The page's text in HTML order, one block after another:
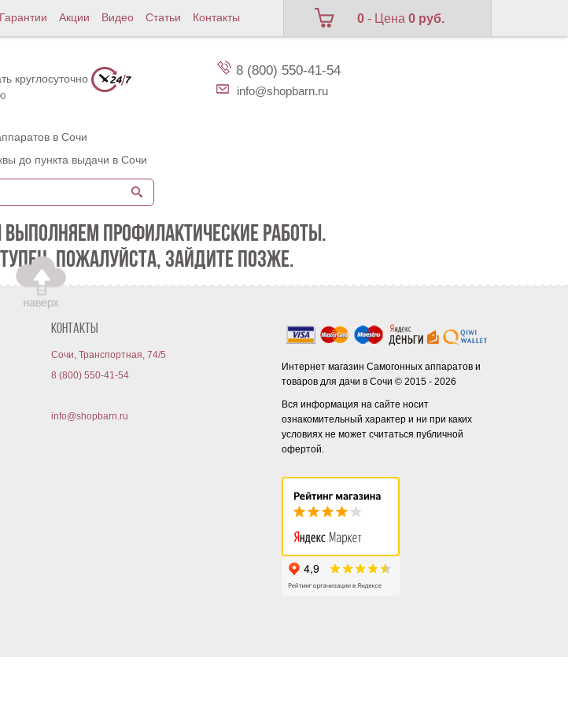
Гарантии Акции Видео Статьи Контакты 0 - Цена0 руб.
круглосуточно
в Сочи
до пункта выдачи в Сочи
8 (800) 550-41-54
info@shopbarn.ru
ПРОФИЛАКТИЧЕСКИЕ РАБОТЫ.
ПОЖАЛУЙСТА, ЗАЙДИТЕ ПОЗЖЕ.
Контакты
Сочи, Транспортная, 74/5
8 (800) 550-41-54
info@shopbarn.ru
Интернет магазин Самогонных аппаратов и
товаров для дачи в Сочи © 2015 - 2026
Вся информация на сайте носит
ознакомительный характер и ни при каких
условиях не может считаться публичной
офертой.